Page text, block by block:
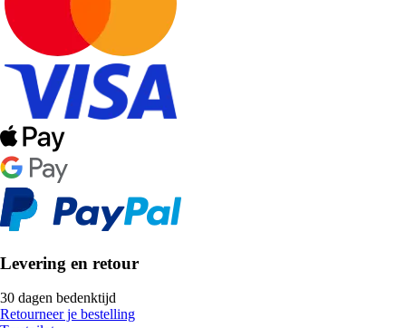
Levering en retour
30 dagen bedenktijd
Retourneer je bestelling